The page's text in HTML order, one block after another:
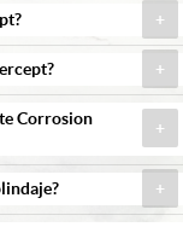
Corrosion